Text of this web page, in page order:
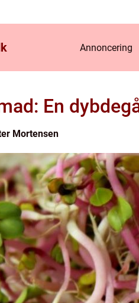
Annoncering
En
Mortensen